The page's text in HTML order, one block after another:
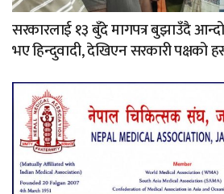
सरकारलाई १३ बुँदे मागपत्र बुझाउँदै
भए हिन्दुवादी, देखिएन सरकारी पक्षको